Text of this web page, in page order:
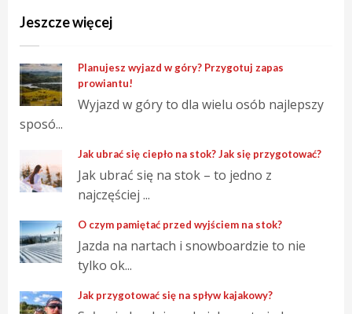
Jeszcze więcej
Planujesz wyjazd w góry? Przygotuj zapas
prowiantu!
Wyjazd w góry to dla wielu osób najlepszy
sposó...
Jak ubrać się ciepło na stok? Jak się przygotować?
Jak ubrać się na stok – to jedno z
najczęściej ...
O czym pamiętać przed wyjściem na stok?
Jazda na nartach i snowboardzie to nie
tylko ok...
Jak przygotować się na spływ kajakowy?